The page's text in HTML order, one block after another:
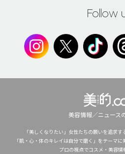
Follow
美容情報／ニュース
「美しくなりたい」女性たちの願いを追求す
「肌・心・体のキレイは自分で磨く」をテーマ
プロの視点でコスメ・美容情